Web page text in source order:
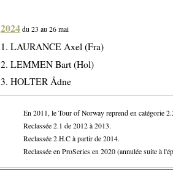
2024 du 23 au 26 mai
1. LAURANCE Axel (Fra)
2. LEMMEN Bart (Hol)
3. HOLTER Ådne
En 2011, le Tour of Norway reprend en catégorie
Reclassée 2.1 de 2012 à 2013.
Reclassée 2.H.C à partir de 2014.
Reclassée en ProSeries en 2020 (annulée suite à